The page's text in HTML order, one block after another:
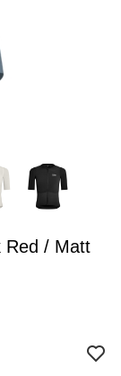
Red / Matt